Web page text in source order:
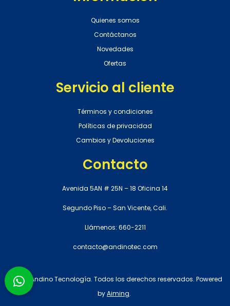
Quienes somos
Contáctanos
Novedades
Ofertas
Servicio al cliente
Términos y condiciones
Políticas de privacidad
Cambios y Devoluciones
Contacto
Avenida 5AN # 25N – 18 Oficina 14
Segundo Piso – San Vicente, Cali.
Llámenos: 660-2211
contacto@andinotec.com
© 2021 Andino Tecnología. Todos los derechos reservados. Powered
byAiming.